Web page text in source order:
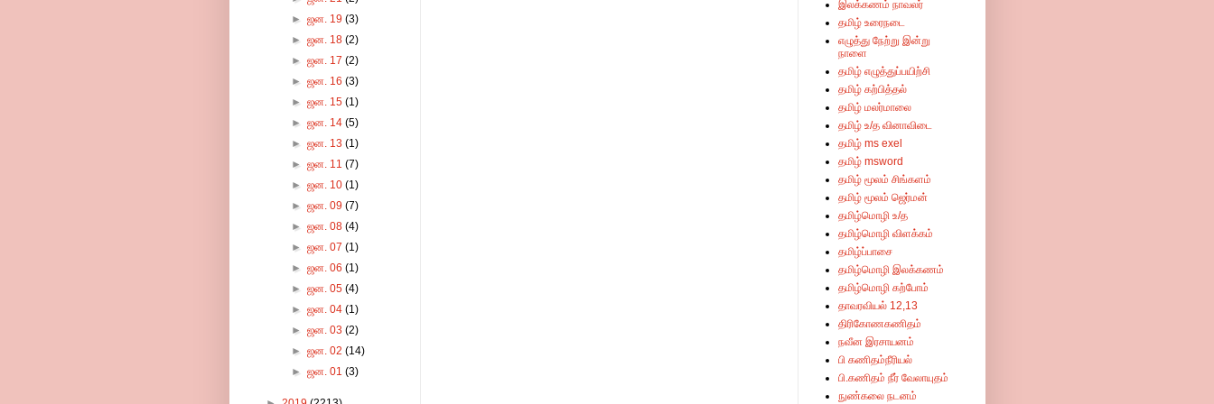
►ஜன. 19(3)
►ஜன. 18(2)
►ஜன. 17(2)
►ஜன. 16(3)
►ஜன. 15(1)
►ஜன. 14(5)
►ஜன. 13(1)
►ஜன. 11(7)
►ஜன. 10(1)
►ஜன. 09(7)
►ஜன. 08(4)
►ஜன. 07(1)
►ஜன. 06(1)
►ஜன. 05(4)
►ஜன. 04(1)
►ஜன. 03(2)
►ஜன. 02(14)
►ஜன. 01(3)
இலக்கணம் நாவலர்
தமிழ் உரைநடை
எழுத்து நேற்று இன்று
நாளை
தமிழ் எழுத்துப்பயிற்சி
தமிழ் கற்பித்தல்
தமிழ் மலர்மாலை
தமிழ் உ/த வினாவிடை
தமிழ் ms exel
தமிழ் msword
தமிழ் மூலம் சிங்களம்
தமிழ் மூலம் ஜெர்மன்
தமிழ்மொழி உ/த
தமிழ்மொழி விளக்கம்
தமிழ்ப்பாசை
தமிழ்மொழி இலக்கணம்
தமிழ்மொழி கற்போம்
தாவரவியல் 12,13
திரிகோணகணிதம்
நவீன இரசாயனம்
பி கணிதம்நீரியல்
பி.கணிதம் நீர் வேலாயுதம்
நுண்கலை நடனம்